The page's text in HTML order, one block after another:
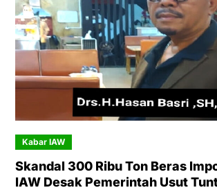
Kabar IAW
Skandal 300 Ribu Ton Beras
IAW Desak Pemerintah Usut